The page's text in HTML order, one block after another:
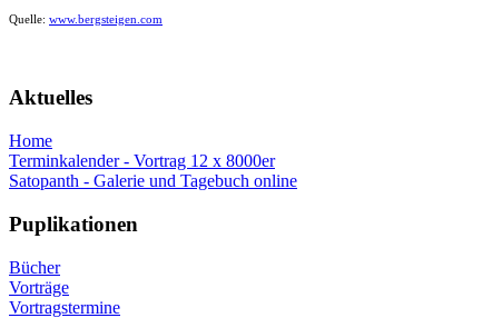
Quelle: www.bergsteigen.com
Aktuelles
Home
Terminkalender - Vortrag 12 x 8000er
Satopanth - Galerie und Tagebuch online
Puplikationen
Bücher
Vorträge
Vortragstermine